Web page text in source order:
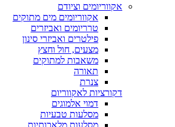
אקווריומים וציודם
אקווריומים מים מתוקים
טרריומים ואביזרים
פילטרים ואביזרי סינון
מצעים, חול וחצץ
משאבות למתוקים
תאורה
צנרת
דקורציות לאקווריום
דמוי אלמוגים
מסלעות טבעיות
מסלעות מלאכותיות